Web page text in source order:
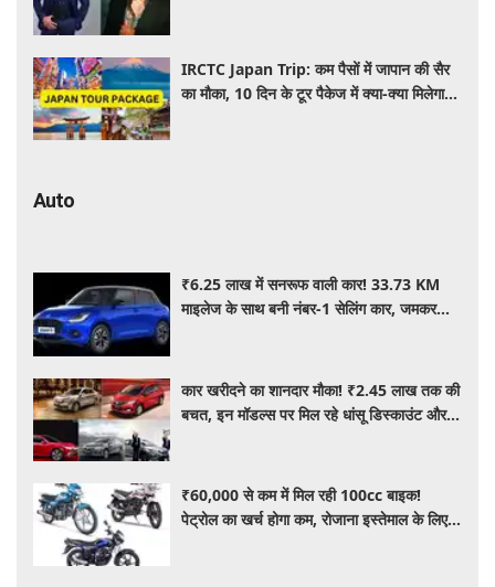
IRCTC Japan Trip: कम पैसों में जापान की सैर
का मौका, 10 दिन के टूर पैकेज में क्या-क्या मिलेगा?
Auto
₹6.25 लाख में सनरूफ वाली कार! 33.73 KM
माइलेज के साथ बनी नंबर-1 सेलिंग कार, जमकर
कार खरीदने का शानदार मौका! ₹2.45 लाख तक की
बचत, इन मॉडल्स पर मिल रहे धांसू डिस्काउंट और
₹60,000 से कम में मिल रही 100cc बाइक!
पेट्रोल का खर्च होगा कम, रोजाना इस्तेमाल के लिए है